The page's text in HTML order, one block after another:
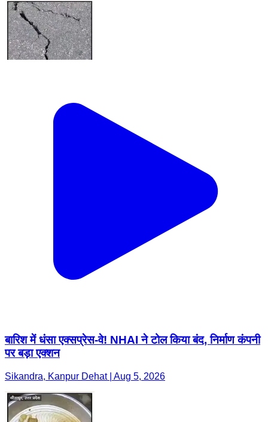
बारिश में धंसा एक्सप्रेस-वे! NHAI ने टोल किया बंद, निर्माण कंपनी
पर बड़ा एक्शन
Sikandra, Kanpur Dehat | Aug 5, 2026